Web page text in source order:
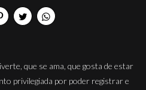
que se ama, que gosta de estar
privilegiada por poder registrar e